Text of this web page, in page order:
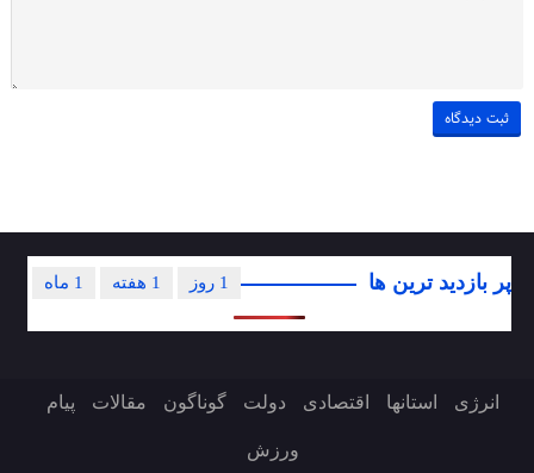
پر بازدید ترین ها 1 ماه 1 هفته 1 روز
انرژی استانها اقتصادی دولت گوناگون مقالات پیام
ورزش